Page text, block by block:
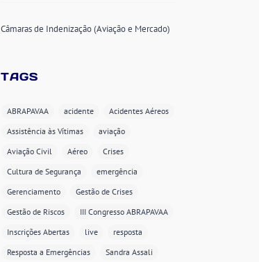
Câmaras de Indenização (Aviação e Mercado)
TAGS
ABRAPAVAA acidente
Acidentes Aéreos
Assistência às Vítimas
aviação
Aviação Civil
Aéreo
Crises
Cultura de Segurança
emergência
Gerenciamento
Gestão de Crises
Gestão de Riscos
III Congresso ABRAPAVAA
Inscrições Abertas
live
resposta
Resposta a Emergências
Sandra Assali